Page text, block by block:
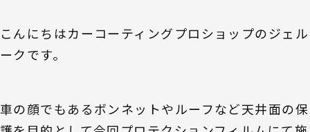
こんにちはカーコーティングプロショップのジェル
ークです。
車の顔でもあるボンネットやルーフなど天井面の保